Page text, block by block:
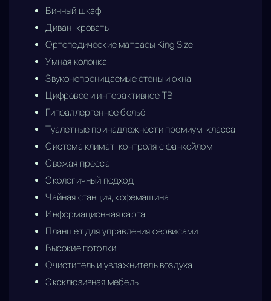
Винный шкаф
Диван-кровать
Ортопедические матрасы King Size
Умная колонка
Звуконепроницаемые стены и окна
Цифровое и интерактивное ТВ
Гипоаллергенное бельё
Туалетные принадлежности премиум-класса
Система климат-контроля с фанкойлом
Свежая пресса
Экологичный подход
Чайная станция, кофемашина
Информационная карта
Планшет для управления сервисами
Высокие потолки
Очиститель и увлажнитель воздуха
Эксклюзивная мебель